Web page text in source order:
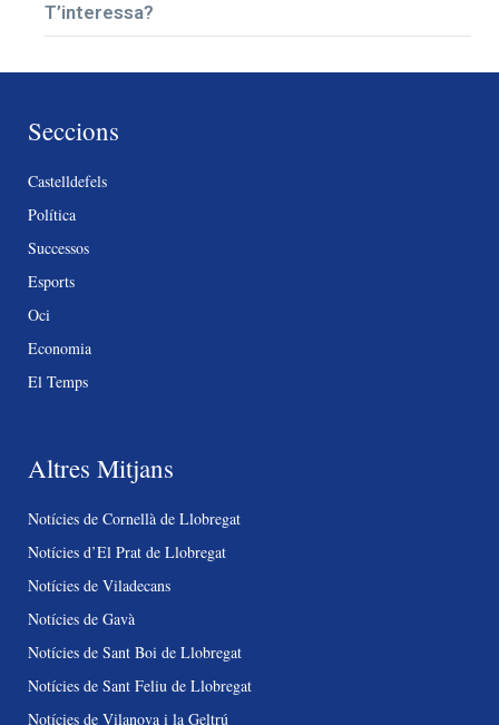
T’interessa?
Seccions
Castelldefels
Política
Successos
Esports
Oci
Economia
El Temps
Altres Mitjans
Notícies de Cornellà de Llobregat
Notícies d’El Prat de Llobregat
Notícies de Viladecans
Notícies de Gavà
Notícies de Sant Boi de Llobregat
Notícies de Sant Feliu de Llobregat
Notícies de Vilanova i la Geltrú